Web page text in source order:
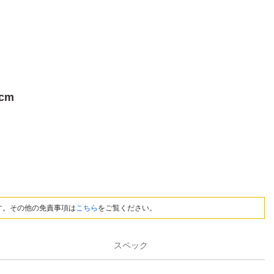
その他の免責事項はこちら をご覧ください。
スペック